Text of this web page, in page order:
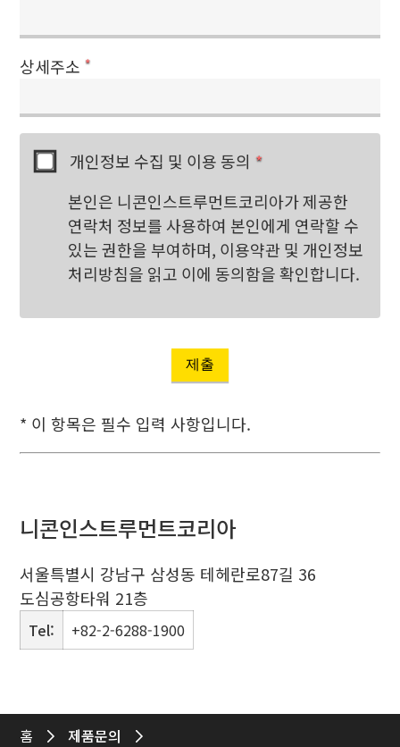
상세주소*
개인정보 수집 및 이용 동의 *
본인은 니콘인스트루먼트코리아가 제공한
연락처 정보를 사용하여 본인에게 연락할 수
있는 권한을 부여하며, 이용약관 및 개인정보
처리방침을 읽고 이에 동의함을 확인합니다.
제출
* 이 항목은 필수 입력 사항입니다.
니콘인스트루먼트코리아
서울특별시 강남구 삼성동 테헤란로87길 36
도심공항타워 21층
Tel: +82-2-6288-1900
홈 제품문의